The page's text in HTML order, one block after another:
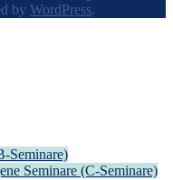
by WordPress.
Seminare)
Seminare (C-Seminare)